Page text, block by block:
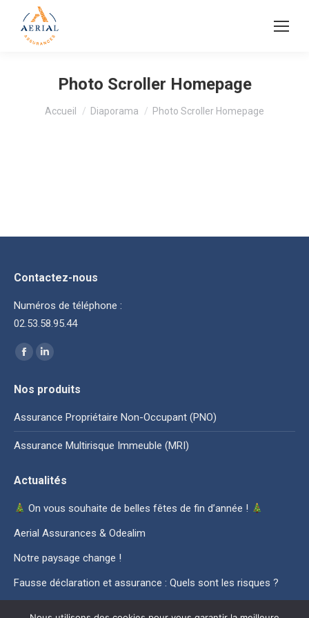
Photo Scroller Homepage
Vous êtes ici :
Accueil Diaporama Photo Scroller Homepage
Contactez-nous
Numéros de téléphone :
02.53.58.95.44
Trouvez nous sur :
La
Facebook
s'ouvre
dans
une
fenêtre
La
LinkedIn
s'ouvre
dans
une
fenêtre
Nos produits
Assurance Propriétaire Non-Occupant (PNO)
Assurance Multirisque Immeuble (MRI)
Actualités
On vous souhaite de belles fêtes de fin d’année !
Aerial Assurances & Odealim
Notre paysage change !
Fausse déclaration et assurance : Quels sont les risques ?